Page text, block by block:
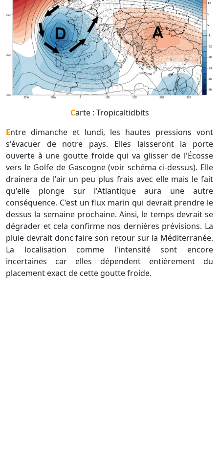
Carte : Tropicaltidbits
Entre dimanche et lundi, les hautes pressions vont
s'évacuer de notre pays. Elles laisseront la porte
ouverte à une goutte froide qui va glisser de l'Écosse
vers le Golfe de Gascogne (voir schéma ci-dessus). Elle
drainera de l'air un peu plus frais avec elle mais le fait
qu'elle plonge sur l'Atlantique aura une autre
conséquence. C'est un flux marin qui devrait prendre le
dessus la semaine prochaine. Ainsi, le temps devrait se
dégrader et cela confirme nos dernières prévisions. La
pluie devrait donc faire son retour sur la Méditerranée.
La localisation comme l'intensité sont encore
incertaines car elles dépendent entièrement du
placement exact de cette goutte froide.